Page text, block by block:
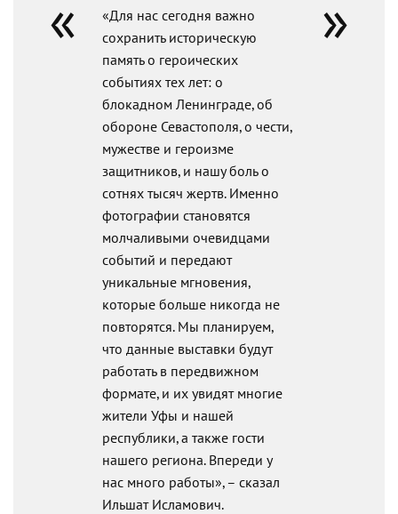
«Для нас сегодня важно
сохранить историческую
память о героических
событиях тех лет: о
блокадном Ленинграде, об
обороне Севастополя, о чести,
мужестве и героизме
защитников, и нашу боль о
сотнях тысяч жертв. Именно
фотографии становятся
молчаливыми очевидцами
событий и передают
уникальные мгновения,
которые больше никогда не
повторятся. Мы планируем,
что данные выставки будут
работать в передвижном
формате, и их увидят многие
жители Уфы и нашей
республики, а также гости
нашего региона. Впереди у
нас много работы», – сказал
Ильшат Исламович.